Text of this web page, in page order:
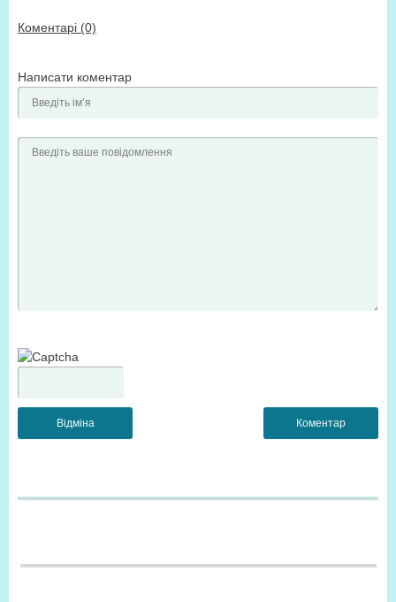
Коментарі (0)
Написати коментар